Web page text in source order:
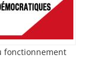
fonctionnement